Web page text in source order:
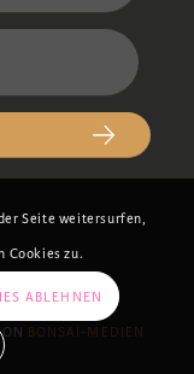
BONSAI-MEDIEN
Seite weitersurfen,
Cookies zu.
ABLEHNEN